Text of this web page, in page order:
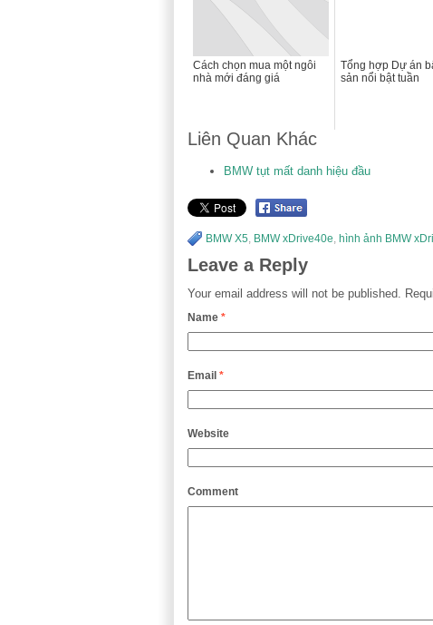
Cách chọn mua một ngôi
nhà mới đáng giá
Tổng hợp Dự án
sản nổi bật tuần
Liên Quan Khác
BMW tụt mất danh hiệu đầu
BMW X5, BMW xDrive40e, hình ảnh BMW
Leave a Reply
Your email address will not be published.
Name *
Email *
Website
Comment